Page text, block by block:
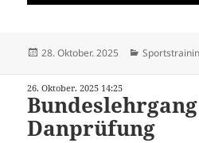
Veröffentlicht
28. Oktober. 2025 Kategorien
26. Oktober. 2025 14:25
Danprüfung